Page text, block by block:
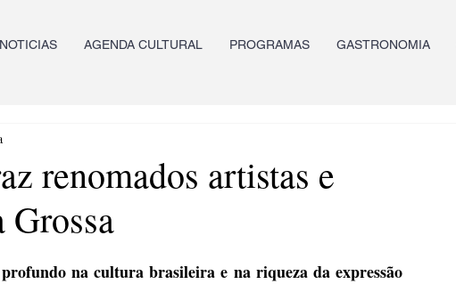
NOTICIAS AGENDA CULTURAL PROGRAMAS GASTRONOMIA
renomados artistas e
Grossa
na cultura brasileira e na riqueza da expressão